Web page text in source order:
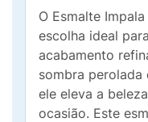
O Esmalte
escolha ideal
acabamento
sombra perolada
ele eleva a
ocasião. Este